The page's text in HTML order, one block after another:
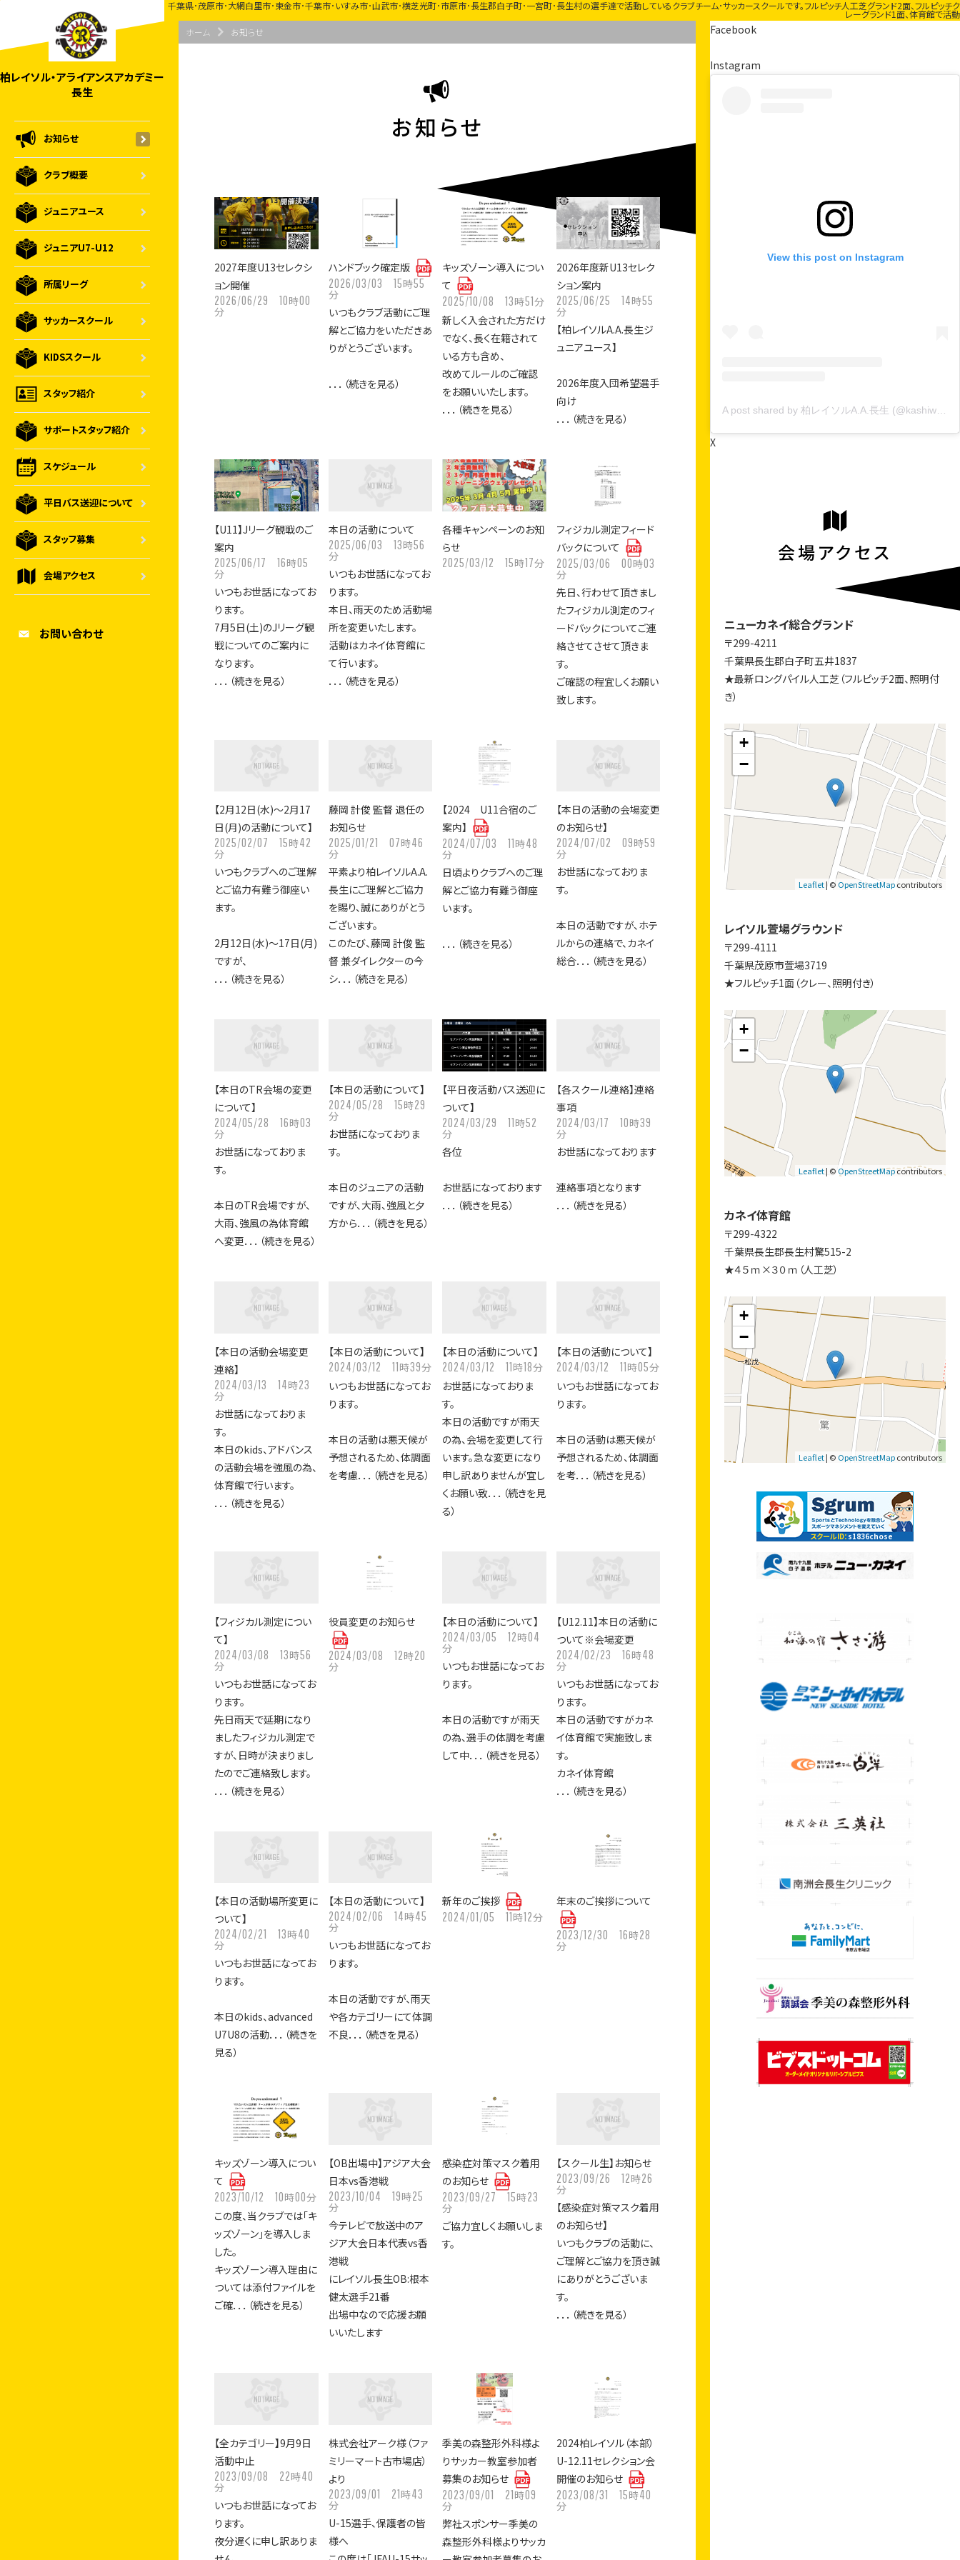
柏レイソル・アライアンスアカデミー
長生
お知らせ
クラブ概要
ジュニアユース
ジュニアU7-U12
所属リーグ
サッカースクール
KIDSスクール
スタッフ紹介
サポートスタッフ紹介
スケジュール
平日バス送迎について
スタッフ募集
会場アクセス
お問い合わせ
千葉県･茂原市･大網白里市･東金市･千葉市･いすみ市･山武市･横芝光町･市原市･長生郡白子町･一宮町･長生村の選手達で活動しているクラブチーム･サッカースクールです。フルピッチ人工芝グランド2面、フルピッチク
レーグランド1面、体育館で活動
お知らせ
ホーム お知らせ
2027年度U13セレクシ
ョン開催
2026/06/29 10時00
分
ハンドブック確定版
2026/03/03 15時55
分
いつもクラブ活動にご理
解とご協力をいただきあ
りがとうございます。
．．．（続きを見る）
キッズゾーン導入につい
て
2025/10/08 13時51分
新しく入会された方だけ
でなく、長く在籍されて
いる方も含め、
改めてルールのご確認
をお願いいたします。
．．．（続きを見る）
2026年度新U13セレク
ション案内
2025/06/25 14時55
分
【柏レイソルA.A.長生ジ
ュニアユース】
2026年度入団希望選手
向け
．．．（続きを見る）
【U11】Jリーグ観戦のご
案内
2025/06/17 16時05
分
いつもお世話になってお
ります。
7月5日(土)のJリーグ観
戦についてのご案内に
なります。
．．．（続きを見る）
本日の活動について
2025/06/03 13時56
分
いつもお世話になってお
ります。
本日、雨天のため活動場
所を変更いたします。
活動はカネイ体育館に
て行います。
．．．（続きを見る）
各種キャンペーンのお知
らせ
2025/03/12 15時17分
フィジカル測定フィード
バックについて
2025/03/06 00時03
分
先日、行わせて頂きまし
たフィジカル測定のフィ
ードバックについてご連
絡させてさせて頂きま
す。
ご確認の程宜しくお願い
致します。
【2月12日(水)〜2月17
日(月)の活動について】
2025/02/07 15時42
分
いつもクラブへのご理解
とご協力有難う御座い
ます。
2月12日(水)〜17日(月)
ですが、
．．．（続きを見る）
藤岡 計俊 監督 退任の
お知らせ
2025/01/21 07時46
分
平素より柏レイソルA.A.
長生にご理解とご協力
を賜り、誠にありがとう
ございます。
このたび、藤岡 計俊 監
督 兼ダイレクターの今
シ．．．（続きを見る）
【2024 U11合宿のご
案内】
2024/07/03 11時48
分
日頃よりクラブへのご理
解とご協力有難う御座
います。
．．．（続きを見る）
【本日の活動の会場変更
のお知らせ】
2024/07/02 09時59
分
お世話になっておりま
す。
本日の活動ですが、ホテ
ルからの連絡で、カネイ
総合．．．（続きを見る）
【本日のTR会場の変更
について】
2024/05/28 16時03
分
お世話になっておりま
す。
本日のTR会場ですが、
大雨、強風の為体育館
へ変更．．．（続きを見る）
【本日の活動について】
2024/05/28 15時29
分
お世話になっておりま
す。
本日のジュニアの活動
ですが、大雨、強風と夕
方から．．．（続きを見る）
【平日夜活動バス送迎に
ついて】
2024/03/29 11時52
分
各位
お世話になっております
．．．（続きを見る）
【各スクール連絡】連絡
事項
2024/03/17 10時39
分
お世話になっております
連絡事項となります
．．．（続きを見る）
【本日の活動会場変更
連絡】
2024/03/13 14時23
分
お世話になっておりま
す。
本日のkids、アドバンス
の活動会場を強風の為、
体育館で行います。
．．．（続きを見る）
【本日の活動について】
2024/03/12 11時39分
いつもお世話になってお
ります。
本日の活動は悪天候が
予想されるため、体調面
を考慮．．．（続きを見る）
【本日の活動について】
2024/03/12 11時18分
お世話になっておりま
す。
本日の活動ですが雨天
の為、会場を変更して行
います。急な変更になり
申し訳ありませんが宜し
くお願い致．．．（続きを見
る）
【本日の活動について】
2024/03/12 11時05分
いつもお世話になってお
ります。
本日の活動は悪天候が
予想されるため、体調面
を考．．．（続きを見る）
【フィジカル測定につい
て】
2024/03/08 13時56
分
いつもお世話になってお
ります。
先日雨天で延期になり
ましたフィジカル測定で
すが、日時が決まりまし
たのでご連絡致します。
．．．（続きを見る）
役員変更のお知らせ
2024/03/08 12時20
分
【本日の活動について】
2024/03/05 12時04
分
いつもお世話になってお
ります。
本日の活動ですが雨天
の為、選手の体調を考慮
して中．．．（続きを見る）
【U12.11】本日の活動に
ついて※会場変更
2024/02/23 16時48
分
いつもお世話になってお
ります。
本日の活動ですがカネ
イ体育館で実施致しま
す。
カネイ体育館
．．．（続きを見る）
【本日の活動場所変更に
ついて】
2024/02/21 13時40
分
いつもお世話になってお
ります。
本日のkids、advanced
U7U8の活動．．．（続きを
見る）
【本日の活動について】
2024/02/06 14時45
分
いつもお世話になってお
ります。
本日の活動ですが、雨天
や各カテゴリーにて体調
不良．．．（続きを見る）
新年のご挨拶
2024/01/05 11時12分
年末のご挨拶について
2023/12/30 16時28
分
キッズゾーン導入につい
て
2023/10/12 10時00分
この度、当クラブでは「キ
ッズゾーン」を導入しま
した。
キッズゾーン導入理由に
ついては添付ファイルを
ご確．．．（続きを見る）
【OB出場中】アジア大会
日本vs香港戦
2023/10/04 19時25
分
今テレビで放送中のア
ジア大会日本代表vs香
港戦
にレイソル長生OB:根本
健太選手21番
出場中なので応援お願
いいたします
感染症対策マスク着用
のお知らせ
2023/09/27 15時23
分
ご協力宜しくお願いしま
す。
【スクール生】お知らせ
2023/09/26 12時26
分
【感染症対策マスク着用
のお知らせ】
いつもクラブの活動に、
ご理解とご協力を頂き誠
にありがとうございま
す。
．．．（続きを見る）
【全カテゴリー】9月9日
活動中止
2023/09/08 22時40
分
いつもお世話になってお
ります。
夜分遅くに申し訳ありま
株式会社アーク様（ファ
ミリーマート古市場店）
より
2023/09/01 21時43
分
U-15選手、保護者の皆
様へ
季美の森整形外科様よ
りサッカー教室参加者
募集のお知らせ
2023/09/01 21時09
分
弊社スポンサー季美の
森整形外科様よりサッカ
2024柏レイソル（本部）
U-12.11セレクション会
開催のお知らせ
2023/08/31 15時40
分
Facebook
Instagram
View this post on Instagram
X
会場アクセス
ニューカネイ総合グランド
〒299-4211
千葉県長生郡白子町五井1837
★最新ロングパイル人工芝（フルピッチ2面、照明付
き）
+
−
Leaflet| © OpenStreetMapcontributors
レイソル萱場グラウンド
〒299-4111
千葉県茂原市萱場3719
★フルピッチ1面（クレー、照明付き）
+
−
Leaflet| © OpenStreetMapcontributors
カネイ体育館
〒299-4322
千葉県長生郡長生村驚515-2
★４５ｍ×３０ｍ（人工芝）
+
−
Leaflet| © OpenStreetMapcontributors
スクールID：s1836chose